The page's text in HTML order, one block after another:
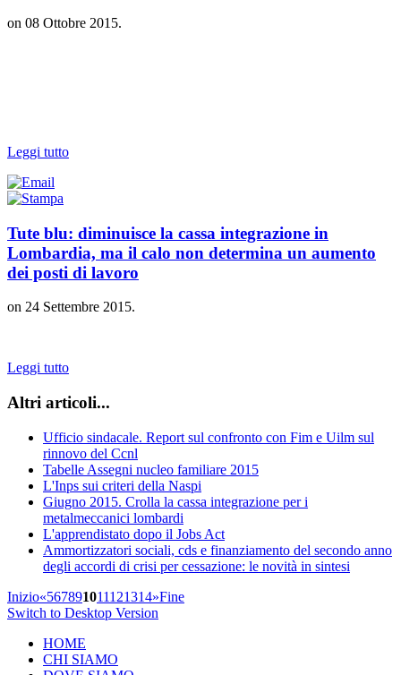
on 08 Ottobre 2015.
Leggi tutto
Tute blu: diminuisce la cassa integrazione in
Lombardia, ma il calo non determina un aumento
dei posti di lavoro
on 24 Settembre 2015.
Leggi tutto
Altri articoli...
Ufficio sindacale. Report sul confronto con Fim e Uilm sul
rinnovo del Ccnl
Tabelle Assegni nucleo familiare 2015
L'Inps sui criteri della Naspi
Giugno 2015. Crolla la cassa integrazione per i
metalmeccanici lombardi
L'apprendistato dopo il Jobs Act
Ammortizzatori sociali, cds e finanziamento del secondo anno
degli accordi di crisi per cessazione: le novità in sintesi
Inizio«567891011121314»Fine
Switch to Desktop Version
HOME
CHI SIAMO